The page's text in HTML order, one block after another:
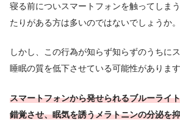
寝る前についスマートフォンを触ってしま
たりがある方は多いのではないでしょうか。
しかし、この行為が知らず知らずのうちに
睡眠の質を低下させている可能性があります
スマートフォンから発せられるブルーライ
錯覚させ、眠気を誘うメラトニンの分泌を